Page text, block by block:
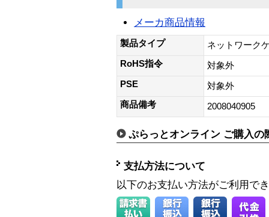
メーカ商品情報
製品タイプ
ネットワーク
RoHS指令
対象外
PSE
対象外
商品備考
2008040905
ぷらっとオンライン ご購入の
支払方法について
以下のお支払い方法がご利用で